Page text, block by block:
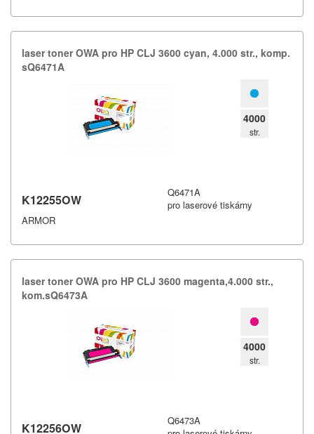
laser toner OWA pro HP CLJ 3600 cyan,​ 4.​000 str.​,​ komp.​
sQ6471A
4000
str.
K12255OW
ARMOR
Q6471A
pro laserové tiskárny
laser toner OWA pro HP CLJ 3600 magenta,​4.​000 str.​,​
kom.​sQ6473A
4000
str.
K12256OW
Q6473A